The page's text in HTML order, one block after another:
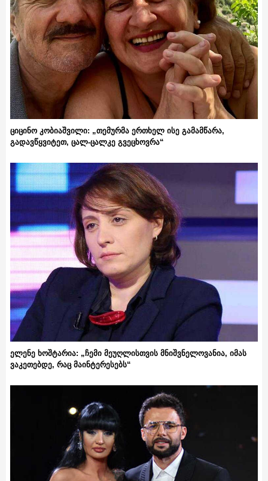
ციცინო კობიაშვილი: „თემურმა ერთხელ ისე გამამწარა,
გადავწყვიტეთ, ცალ-ცალკე გვეცხოვრა“
ელენე ხოშტარია: „ჩემი მეუღლისთვის მნიშვნელოვანია, იმას
ვაკეთებდე, რაც მაინტერესებს“